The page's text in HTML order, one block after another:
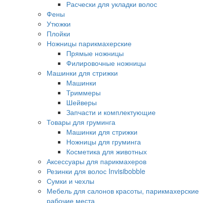
Расчески для укладки волос
Фены
Утюжки
Плойки
Ножницы парикмахерские
Прямые ножницы
Филировочные ножницы
Машинки для стрижки
Машинки
Триммеры
Шейверы
Запчасти и комплектующие
Товары для груминга
Машинки для стрижки
Ножницы для груминга
Косметика для животных
Аксессуары для парикмахеров
Резинки для волос Invisibobble
Сумки и чехлы
Мебель для салонов красоты, парикмахерские
рабочие места